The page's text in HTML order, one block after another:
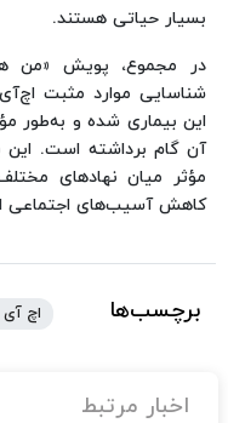
بسیار حیاتی هستند.
در مجموع، پویش «من
شناسایی موارد مثبت
این بیماری شده و به‌طور
آن گام برداشته است. این
مؤثر میان نهادهای
کاهش آسیب‌های اجتماعی
برچسب‌ها اچ
اخبار مرتبط